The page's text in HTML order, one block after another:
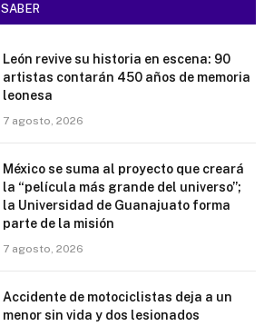
SABER
León revive su historia en escena: 90
artistas contarán 450 años de memoria
leonesa
7 agosto, 2026
México se suma al proyecto que creará
la “película más grande del universo”;
la Universidad de Guanajuato forma
parte de la misión
7 agosto, 2026
Accidente de motociclistas deja a un
menor sin vida y dos lesionados